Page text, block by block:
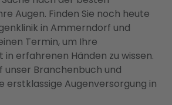
Augen. Finden Sie noch heute
in Ammerndorf und
Termin, um Ihre
in erfahrenen Händen zu wissen.
unser Branchenbuch und
erstklassige Augenversorgung in